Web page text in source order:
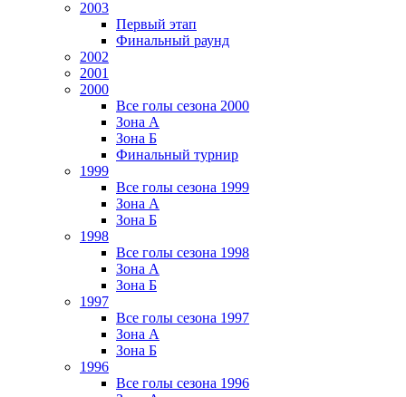
2003
Первый этап
Финальный раунд
2002
2001
2000
Все голы сезона 2000
Зона А
Зона Б
Финальный турнир
1999
Все голы сезона 1999
Зона А
Зона Б
1998
Все голы сезона 1998
Зона А
Зона Б
1997
Все голы сезона 1997
Зона А
Зона Б
1996
Все голы сезона 1996